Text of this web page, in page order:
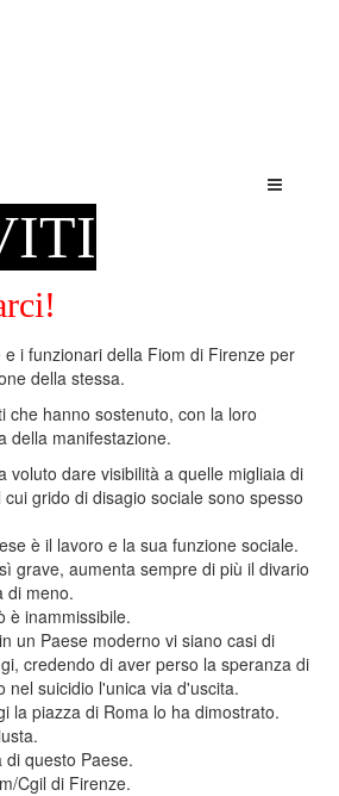
i funzionari della Fiom di Firenze per
della stessa.
che hanno sostenuto, con la loro
della manifestazione.
voluto dare visibilità a quelle migliaia di
grido di disagio sociale sono spesso
è il lavoro e la sua funzione sociale.
grave, aumenta sempre di più il divario
di meno.
è inammissibile.
un Paese moderno vi siano casi di
credendo di aver perso la speranza di
nel suicidio l'unica via d'uscita.
la piazza di Roma lo ha dimostrato.
questo Paese.
Cgil di Firenze.